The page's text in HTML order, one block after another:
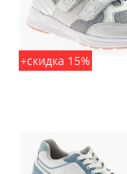
+скидка 15%